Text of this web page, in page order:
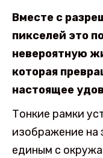
Вместе с
пикселей это
невероятную
которая
настоящее
Тонкие рамки
изображение на
единым с